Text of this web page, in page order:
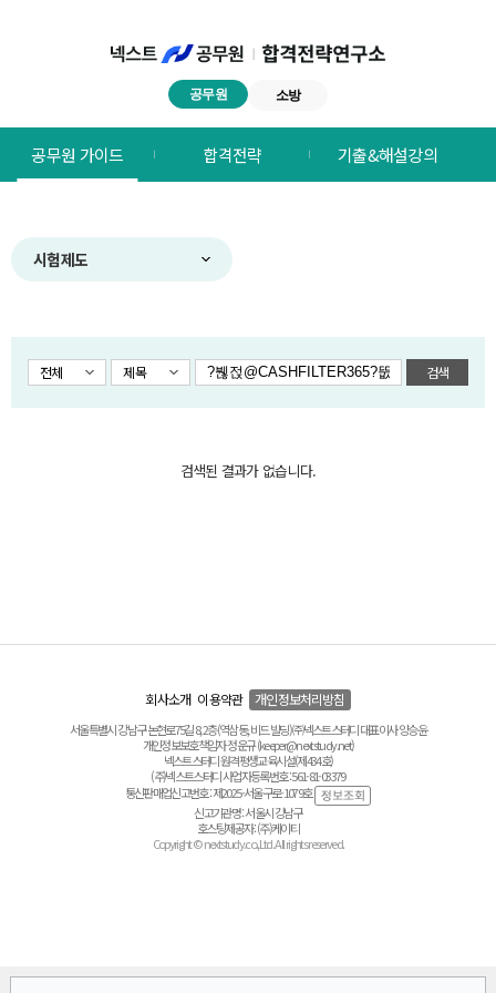
공무원 소방
합격전략연구소
메뉴
공무원 가이드 합격전략 기출&해설강의
시험제도
전체 제목 검색
검색된 결과가 없습니다.
회사소개 이용약관 개인정보처리방침
서울특별시 강남구 논현로75길 8, 2층(역삼동, 비드 빌딩) ㈜넥스트스터디 대표이사 양승윤
개인정보보호책임자 정운규 (keeper@nextstudy.net)
넥스트스터디 원격평생교육시설(제434호)
(주)넥스트스터디 사업자등록번호 : 561-81-03379
통신판매업신고번호 : 제2025-서울구로-1079호
신고기관명 : 서울시 강남구
호스팅제공자 : (주)케이티
Copyright © nextstudy.co.,Ltd. All rights reserved.